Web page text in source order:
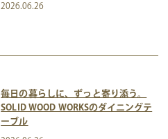
2026.06.26
毎日の暮らしに、ずっと寄り添う。
SOLID WOOD WORKSのダイニングテ
ーブル